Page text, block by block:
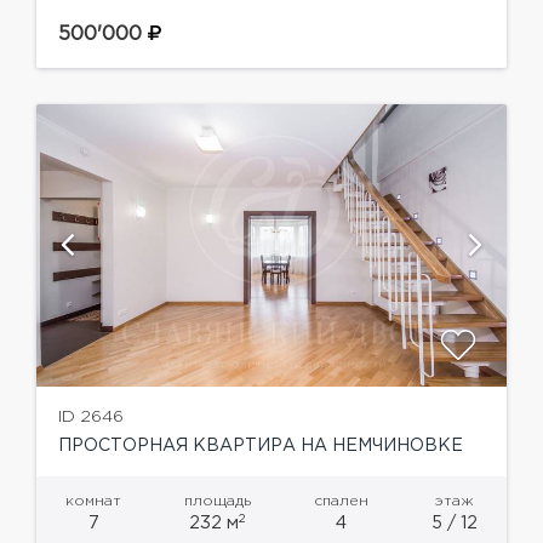
просторная кухня-гостиная-столовая, мастер-
просторный холл с...
500'000
ID 2646
ПРОСТОРНАЯ КВАРТИРА НА НЕМЧИНОВКЕ
комнат
7
площадь
232 м2
спален
4
этаж
5 / 12